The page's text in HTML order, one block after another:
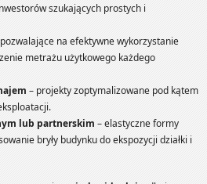
szukających prostych i
na efektywne wykorzystanie
metrażu użytkowego każdego
– projekty zoptymalizowane pod kątem
lub partnerskim – elastyczne formy
bryły budynku do ekspozycji działki i